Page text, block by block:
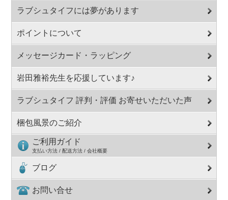
ラブシュタイフには夢があります
ポイントについて
メッセージカード・ラッピング
岩田雅裕先生を応援しています♪
ラブシュタイフ 評判・評価 お寄せいただいた声
梱包風景のご紹介
ご利用ガイド
支払い方法 / 配送方法 / 会社概要
ブログ
お問い合せ